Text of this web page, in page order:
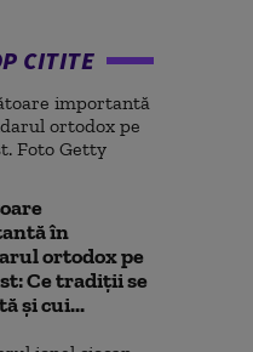
CITITE
în
ortodox pe
Ce tradiții se
și cui...